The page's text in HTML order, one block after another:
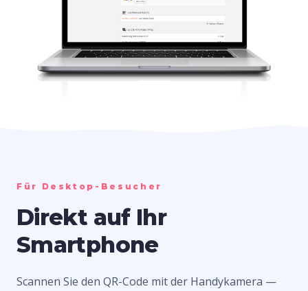
Für Desktop-Besucher
Direkt auf Ihr
Smartphone
Scannen Sie den QR-Code mit der Handykamera —